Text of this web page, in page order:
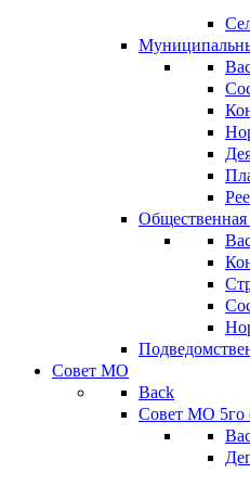
Общественная
Совет МО
Back
Совет МО 5го